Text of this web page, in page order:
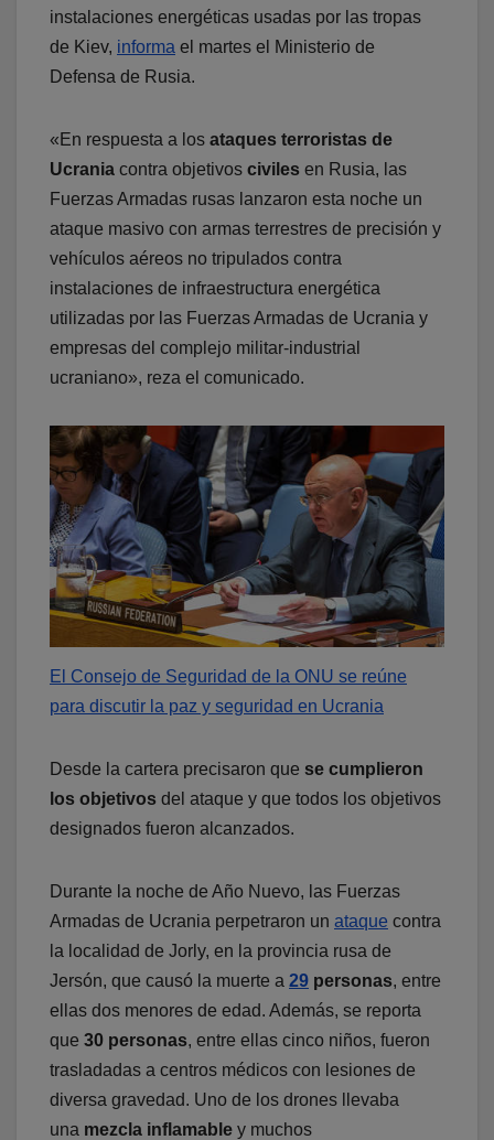
instalaciones energéticas usadas por las tropas
de Kiev, informa el martes el Ministerio de
Defensa de Rusia.
«En respuesta a los ataques terroristas de
Ucrania contra objetivos civiles en Rusia, las
Fuerzas Armadas rusas lanzaron esta noche un
ataque masivo con armas terrestres de precisión y
vehículos aéreos no tripulados contra
instalaciones de infraestructura energética
utilizadas por las Fuerzas Armadas de Ucrania y
empresas del complejo militar-industrial
ucraniano», reza el comunicado.
El Consejo de Seguridad de la ONU se reúne
para discutir la paz y seguridad en Ucrania
Desde la cartera precisaron que se cumplieron
los objetivos del ataque y que todos los objetivos
designados fueron alcanzados.
Durante la noche de Año Nuevo, las Fuerzas
Armadas de Ucrania perpetraron un ataque contra
la localidad de Jorly, en la provincia rusa de
Jersón, que causó la muerte a 29 personas, entre
ellas dos menores de edad. Además, se reporta
que 30 personas, entre ellas cinco niños, fueron
trasladadas a centros médicos con lesiones de
diversa gravedad. Uno de los drones llevaba
una mezcla inflamable y muchos